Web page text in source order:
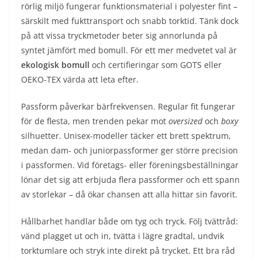
rörlig miljö fungerar funktionsmaterial i polyester fint –
särskilt med fukttransport och snabb torktid. Tänk dock
på att vissa tryckmetoder beter sig annorlunda på
syntet jämfört med bomull. För ett mer medvetet val är
ekologisk bomull och certifieringar som GOTS eller
OEKO-TEX värda att leta efter.
Passform påverkar bärfrekvensen. Regular fit fungerar
för de flesta, men trenden pekar mot oversizedoch boxy
silhuetter. Unisex-modeller täcker ett brett spektrum,
medan dam- och juniorpassformer ger större precision
i passformen. Vid företags- eller föreningsbeställningar
lönar det sig att erbjuda flera passformer och ett spann
av storlekar – då ökar chansen att alla hittar sin favorit.
Hållbarhet handlar både om tyg och tryck. Följ tvättråd:
vänd plagget ut och in, tvätta i lägre gradtal, undvik
torktumlare och stryk inte direkt på trycket. Ett bra råd